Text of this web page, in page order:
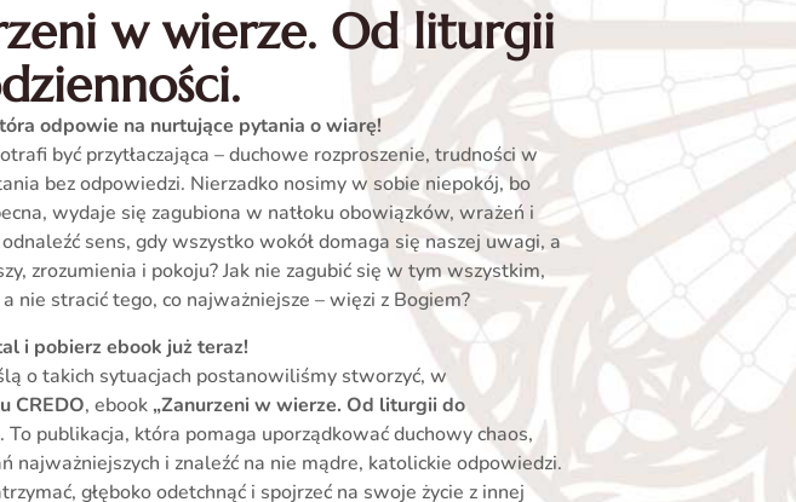
w wierze. Od liturgii
odpowie na nurtujące pytania o wiarę!
być przytłaczająca – duchowe rozproszenie, trudności w
bez odpowiedzi. Nierzadko nosimy w sobie niepokój, bo
wydaje się zagubiona w natłoku obowiązków, wrażeń i
sens, gdy wszystko wokół domaga się naszej uwagi, a
zrozumienia i pokoju? Jak nie zagubić się w tym wszystkim,
nie stracić tego, co najważniejsze – więzi z Bogiem?
i pobierz ebook już teraz!
o takich sytuacjach postanowiliśmy stworzyć, w
CREDO, ebook „Zanurzeni w wierze. Od liturgii do
. To publikacja, która pomaga uporządkować duchowy chaos,
najważniejszych i znaleźć na nie mądre, katolickie odpowiedzi.
głęboko odetchnąć i spojrzeć na swoje życie z innej